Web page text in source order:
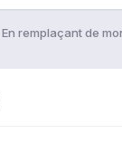
En remplaçant de